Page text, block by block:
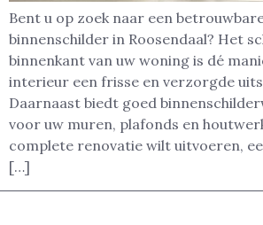
Bent u op zoek naar een
binnenschilder in Roosendaal? Het
binnenkant van uw woning is dé
interieur een frisse en verzorgde
Daarnaast biedt goed
voor uw muren, plafonds en
complete renovatie wilt uitvoeren,
[…]